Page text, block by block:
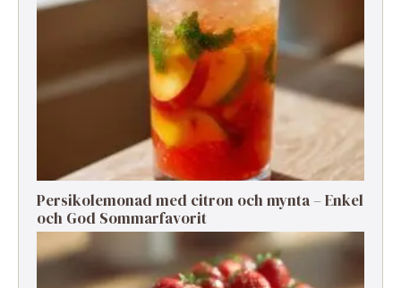
Persikolemonad med citron och mynta – Enkel
och God Sommarfavorit